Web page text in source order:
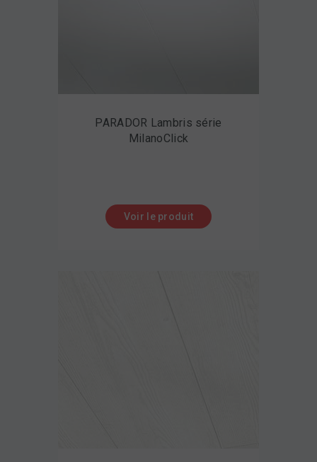
PARADOR Lambris série
MilanoClick
Voir le produit